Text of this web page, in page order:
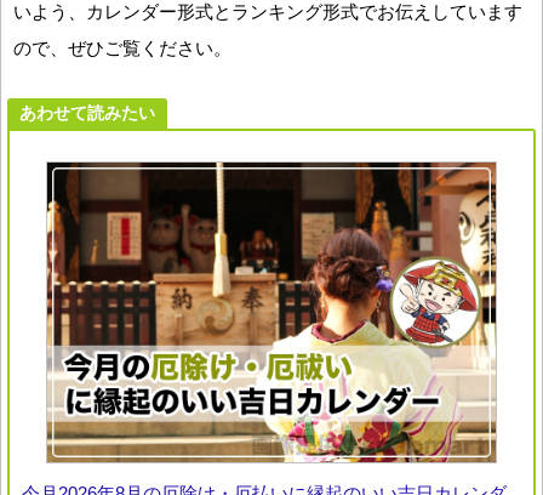
いよう、カレンダー形式とランキング形式でお伝えしています
ので、ぜひご覧ください。
あわせて読みたい